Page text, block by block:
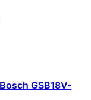
GSB18V-